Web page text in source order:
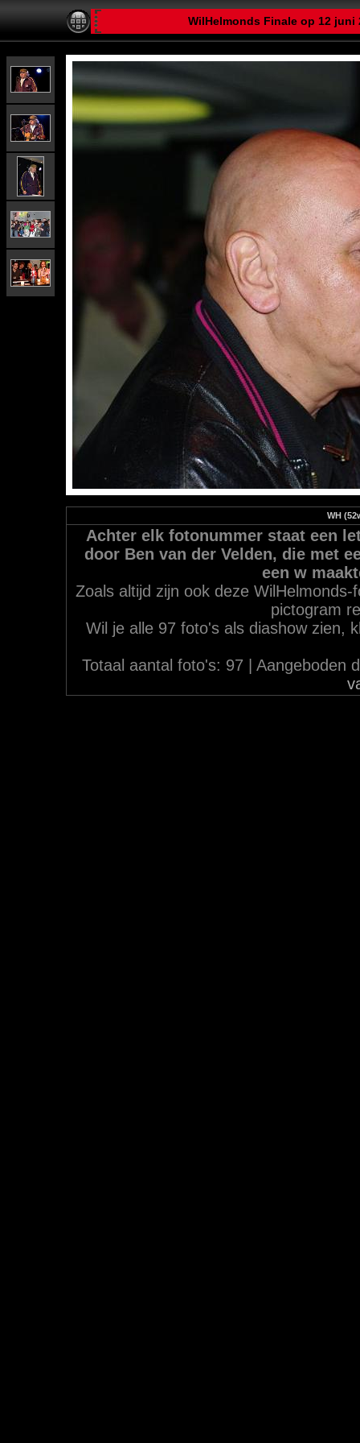
WilHelmonds Finale op 12
WH
Achter elk fotonummer staat een
door Ben van der Velden, die met
een w
Zoals altijd zijn ook deze
pictogram
Wil je alle 97 foto's als diashow zien,
Totaal aantal foto's: 97 | Aangeboden